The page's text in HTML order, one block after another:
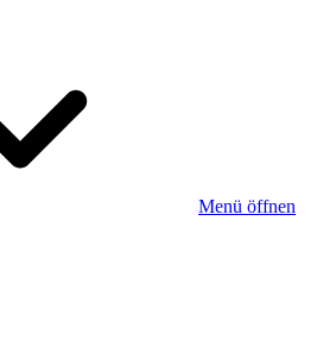
Menü öffnen